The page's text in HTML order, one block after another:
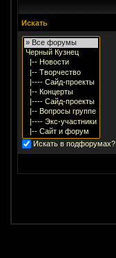
Искать
Искать в подфорумах?